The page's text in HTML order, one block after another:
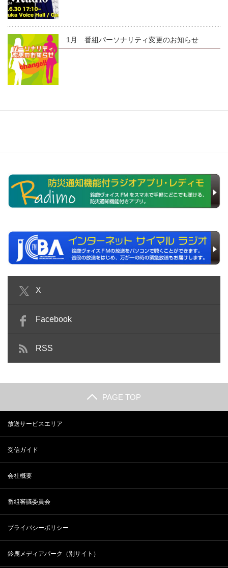
1月 番組パーソナリティ変更のお知らせ
X
Facebook
RSS
PAGE TOP
放送サービスエリア
受信ガイド
会社概要
番組審議委員会
プライバシーポリシー
鈴鹿メディアパーク（別サイト）